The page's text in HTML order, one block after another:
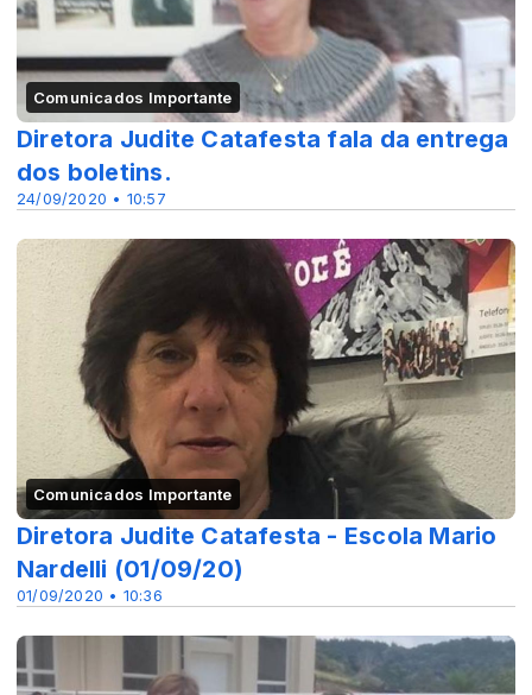
Comunicados Importante
24/09/2020 • 10:57
Diretora Judite Catafesta fala da entrega
dos boletins.
Comunicados Importante
01/09/2020 • 10:36
Diretora Judite Catafesta - Escola Mario
Nardelli (01/09/20)